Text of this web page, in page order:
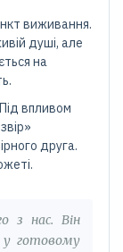
виживання.
душі, але
на
впливом
друга.
з нас. Він
у готовому